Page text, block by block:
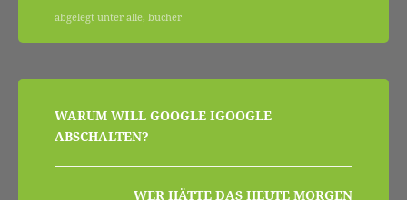
abgelegt unter alle, bücher
beitragsnavigation
WARUM WILL GOOGLE IGOOGLE
ABSCHALTEN?
WER HÄTTE DAS HEUTE MORGEN